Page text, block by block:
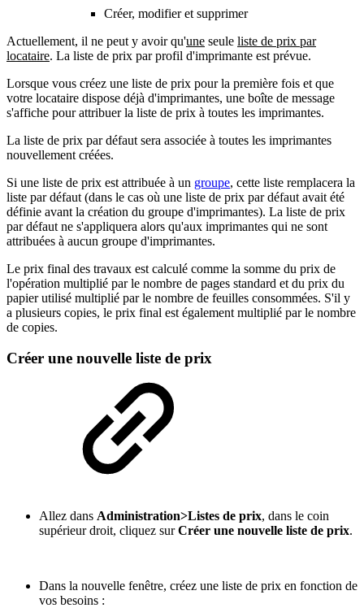
Créer, modifier et supprimer
Actuellement, il ne peut y avoir qu'une seule liste de prix par
locataire. La liste de prix par profil d'imprimante est prévue.
Lorsque vous créez une liste de prix pour la première fois et que
votre locataire dispose déjà d'imprimantes, une boîte de message
s'affiche pour attribuer la liste de prix à toutes les imprimantes.
La liste de prix par défaut sera associée à toutes les imprimantes
nouvellement créées.
Si une liste de prix est attribuée à un groupe, cette liste remplacera la
liste par défaut (dans le cas où une liste de prix par défaut avait été
définie avant la création du groupe d'imprimantes). La liste de prix
par défaut ne s'appliquera alors qu'aux imprimantes qui ne sont
attribuées à aucun groupe d'imprimantes.
Le prix final des travaux est calculé comme la somme du prix de
l'opération multiplié par le nombre de pages standard et du prix du
papier utilisé multiplié par le nombre de feuilles consommées. S'il y
a plusieurs copies, le prix final est également multiplié par le nombre
de copies.
Créer une nouvelle liste de prix
Allez dans Administration>Listes de prix, dans le coin
supérieur droit, cliquez surCréer une nouvelle liste de prix.
Dans la nouvelle fenêtre, créez une liste de prix en fonction de
vos besoins :